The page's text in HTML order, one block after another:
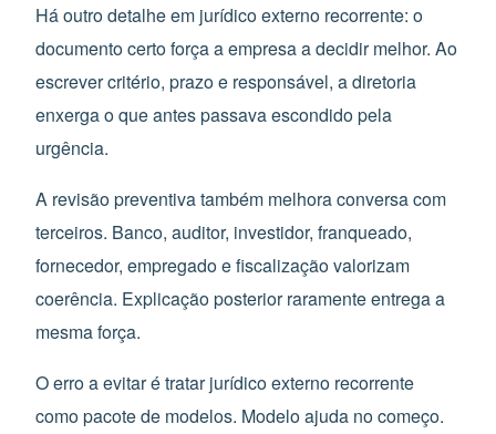
Há outro detalhe em jurídico externo recorrente: o
documento certo força a empresa a decidir melhor. Ao
escrever critério, prazo e responsável, a diretoria
enxerga o que antes passava escondido pela
urgência.
A revisão preventiva também melhora conversa com
terceiros. Banco, auditor, investidor, franqueado,
fornecedor, empregado e fiscalização valorizam
coerência. Explicação posterior raramente entrega a
mesma força.
O erro a evitar é tratar jurídico externo recorrente
como pacote de modelos. Modelo ajuda no começo.